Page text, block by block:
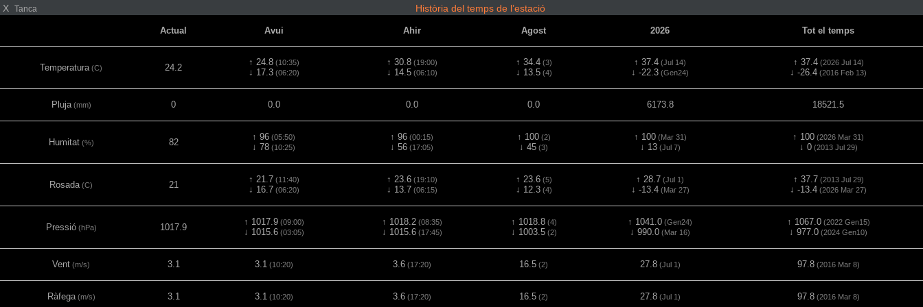
X Tanca Història del temps de l’estació
Actual Avui Ahir Agost 2026 Tot el temps
Temperatura (C) 24.2
↑ 24.8(10:35)
↓ 17.3(06:20)
↑ 30.8(19:00)
↓ 14.5(06:10)
↑ 34.4(3)
↓ 13.5(4)
↑ 37.4 (Jul 14)
↓ -22.3 (Gen24)
↑ 37.4(2026 Jul 14)
↓ -26.4 (2016 Feb 13)
Pluja(mm) 0 0.0 0.0 0.0 6173.8 18521.5
Humitat(%) 82
↑ 96 (05:50)
↓ 78 (10:25)
↑ 96 (00:15)
↓ 56 (17:05)
↑ 100(2)
↓ 45 (3)
↑ 100(Mar 31)
↓ 13(Jul 7)
↑ 100 (2026 Mar 31)
↓ 0(2013 Jul 29)
Rosada (C) 21
↑ 21.7(11:40)
↓ 16.7(06:20)
↑ 23.6(19:10)
↓ 13.7(06:15)
↑ 23.6(5)
↓ 12.3(4)
↑ 28.7 (Jul 1)
↓ -13.4(Mar 27)
↑ 37.7(2013 Jul 29)
↓ -13.4 (2026 Mar 27)
Pressió(hPa) 1017.9
↑ 1017.9(09:00)
↓ 1015.6(03:05)
↑ 1018.2(08:35)
↓ 1015.6(17:45)
↑ 1018.8(4)
↓ 1003.5(2)
↑ 1041.0 (Gen24)
↓ 990.0 (Mar 16)
↑ 1067.0(2022 Gen15)
↓ 977.0 (2024 Gen10)
Vent (m/s) 3.1 3.1 (10:20) 3.6(17:20) 16.5 (2) 27.8(Jul 1) 97.8(2016 Mar 8)
Ràfega(m/s) 3.1 3.1 (10:20) 3.6(17:20) 16.5 (2) 27.8(Jul 1) 97.8(2016 Mar 8)